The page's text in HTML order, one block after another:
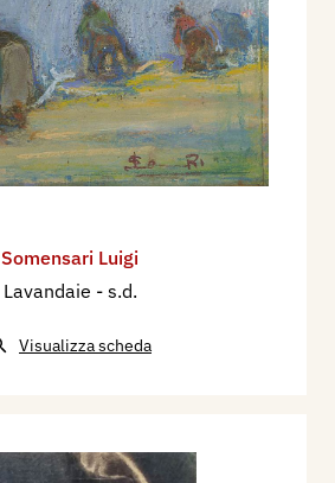
Somensari Luigi
Lavandaie - s.d.
Visualizza scheda